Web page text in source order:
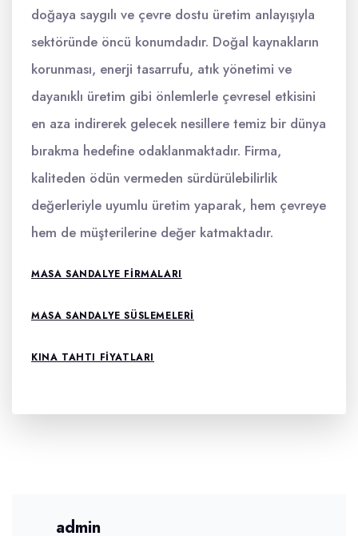
doğaya saygılı ve çevre dostu üretim anlayışıyla
sektöründe öncü konumdadır. Doğal kaynakların
korunması, enerji tasarrufu, atık yönetimi ve
dayanıklı üretim gibi önlemlerle çevresel etkisini
en aza indirerek gelecek nesillere temiz bir dünya
bırakma hedefine odaklanmaktadır. Firma,
kaliteden ödün vermeden sürdürülebilirlik
değerleriyle uyumlu üretim yaparak, hem çevreye
hem de müşterilerine değer katmaktadır.
MASA SANDALYE FIRMALARI
MASA SANDALYE SÜSLEMELERI
KINA TAHTI FIYATLARI
admin